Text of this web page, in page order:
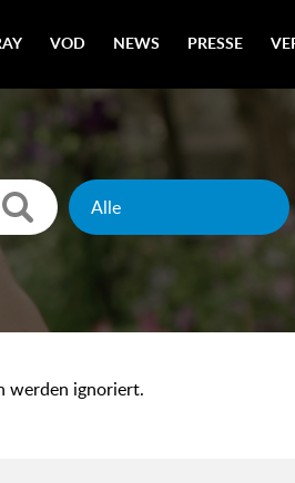
VOD NEWS PRESSE
werden ignoriert.